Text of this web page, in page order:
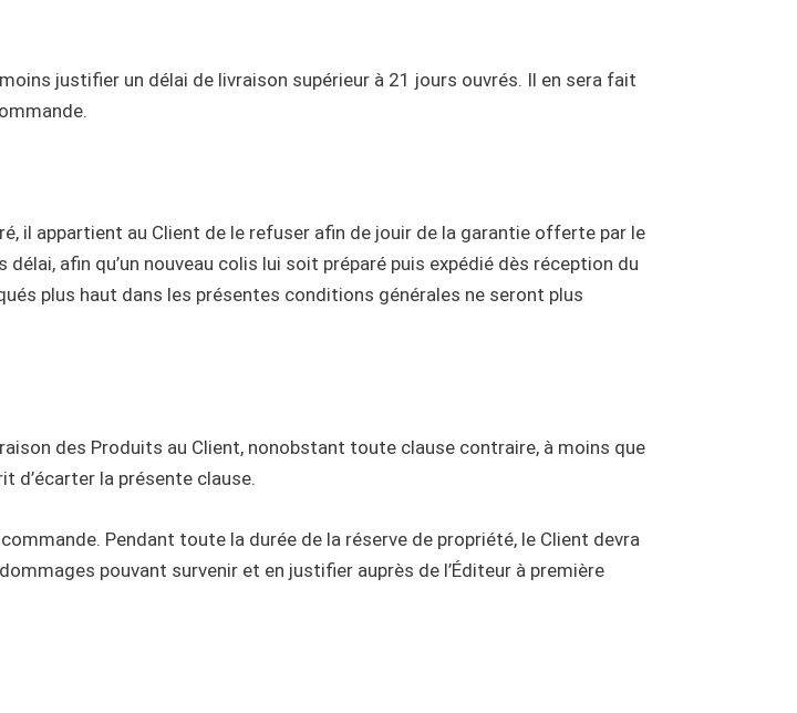
justifier un délai de livraison supérieur à 21 jours ouvrés. Il en sera fait
il appartient au Client de le refuser afin de jouir de la garantie offerte par le
afin qu’un nouveau colis lui soit préparé puis expédié dès réception du
plus haut dans les présentes conditions générales ne seront plus
des Produits au Client, nonobstant toute clause contraire, à moins que
d’écarter la présente clause.
Pendant toute la durée de la réserve de propriété, le Client devra
pouvant survenir et en justifier auprès de l’Éditeur à première